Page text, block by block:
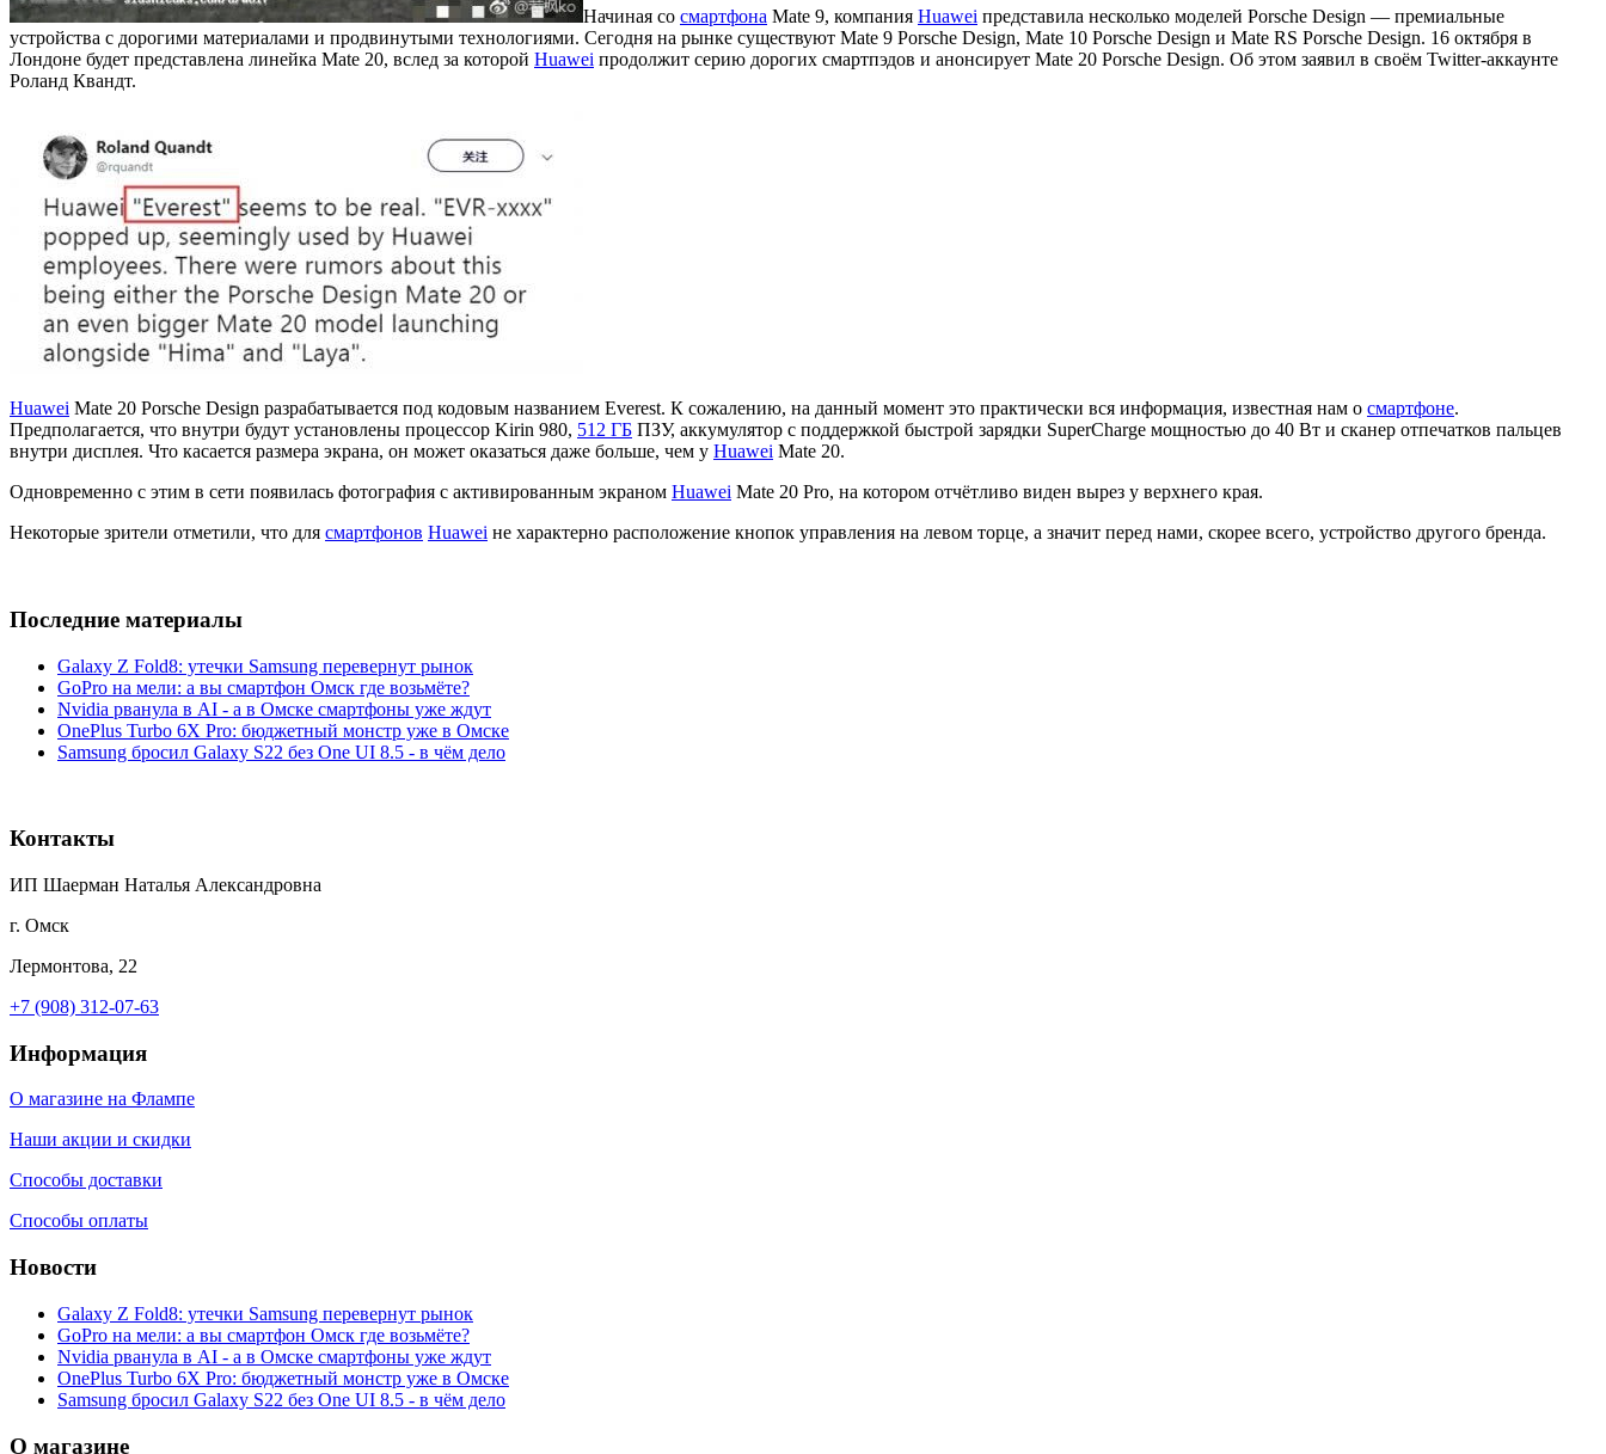
Начиная со смартфона Mate 9, компания Huawei представила несколько моделей Porsche Design — премиальные
устройства с дорогими материалами и продвинутыми технологиями. Сегодня на рынке существуют Mate 9 Porsche Design, Mate 10 Porsche Design и Mate RS Porsche Design. 16 октября в
Лондоне будет представлена линейка Mate 20, вслед за которой Huawei продолжит серию дорогих смартпэдов и анонсирует Mate 20 Porsche Design. Об этом заявил в своём Twitter-аккаунте
Роланд Квандт.
Huawei Mate 20 Porsche Design разрабатывается под кодовым названием Everest. К сожалению, на данный момент это практически вся информация, известная нам о смартфоне.
Предполагается, что внутри будут установлены процессор Kirin 980, 512 ГБ ПЗУ, аккумулятор с поддержкой быстрой зарядки SuperCharge мощностью до 40 Вт и сканер отпечатков пальцев
внутри дисплея. Что касается размера экрана, он может оказаться даже больше, чем у Huawei Mate 20.
Одновременно с этим в сети появилась фотография с активированным экраном Huawei Mate 20 Pro, на котором отчётливо виден вырез у верхнего края.
Некоторые зрители отметили, что для смартфонов Huawei не характерно расположение кнопок управления на левом торце, а значит перед нами, скорее всего, устройство другого бренда.
Последние материалы
Galaxy Z Fold8: утечки Samsung перевернут рынок
GoPro на мели: а вы смартфон Омск где возьмёте?
Nvidia рванула в AI - а в Омске смартфоны уже ждут
OnePlus Turbo 6X Pro: бюджетный монстр уже в Омске
Samsung бросил Galaxy S22 без One UI 8.5 - в чём дело
Контакты
ИП Шаерман Наталья Александровна
г. Омск
Лермонтова, 22
+7 (908) 312-07-63
Информация
О магазине на Флампе
Наши акции и скидки
Способы доставки
Способы оплаты
Новости
Galaxy Z Fold8: утечки Samsung перевернут рынок
GoPro на мели: а вы смартфон Омск где возьмёте?
Nvidia рванула в AI - а в Омске смартфоны уже ждут
OnePlus Turbo 6X Pro: бюджетный монстр уже в Омске
Samsung бросил Galaxy S22 без One UI 8.5 - в чём дело
О магазине